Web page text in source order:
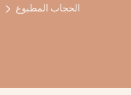
الحجاب المطبوع